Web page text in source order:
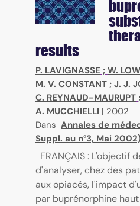
results
P. LAVIGNASSE ; W.
M. V. CONSTANT ; J. J.
C. REYNAUD-MAURUPT ;
A. MUCCHIELLI | 2002
Dans Annales de
Suppl. au n°3, Mai
FRANÇAIS : L'objectif
d'analyser, chez des
aux opiacés, l'impact
par buprénorphine